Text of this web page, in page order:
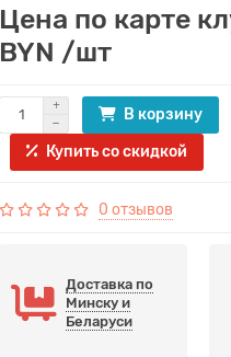
Цена по карте
BYN /шт
В корзину
Купить со скидкой
0 отзывов
Доставка по
Минску и
Беларуси